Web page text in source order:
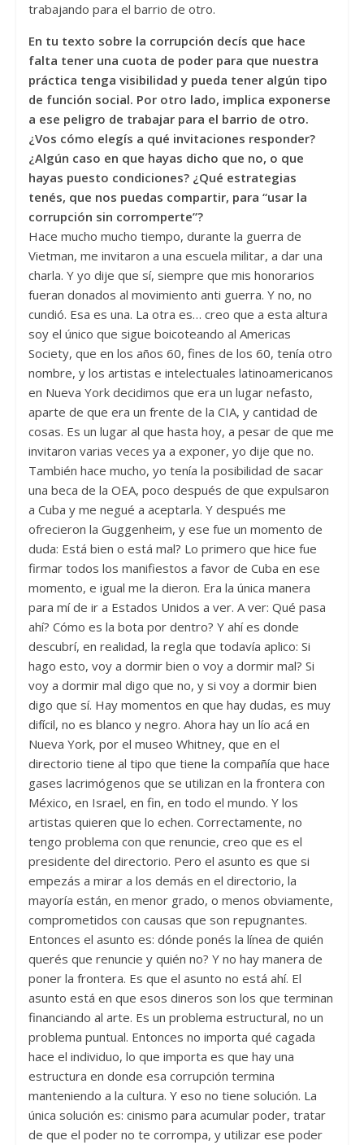
trabajando para el barrio de otro.
En tu texto sobre la corrupción decís que hace
falta tener una cuota de poder para que nuestra
práctica tenga visibilidad y pueda tener algún tipo
de función social. Por otro lado, implica exponerse
a ese peligro de trabajar para el barrio de otro.
¿Vos cómo elegís a qué invitaciones responder?
¿Algún caso en que hayas dicho que no, o que
hayas puesto condiciones? ¿Qué estrategias
tenés, que nos puedas compartir, para “usar la
corrupción sin corromperte”?
Hace mucho mucho tiempo, durante la guerra de
Vietman, me invitaron a una escuela militar, a dar una
charla. Y yo dije que sí, siempre que mis honorarios
fueran donados al movimiento anti guerra. Y no, no
cundió. Esa es una. La otra es… creo que a esta altura
soy el único que sigue boicoteando al Americas
Society, que en los años 60, fines de los 60, tenía otro
nombre, y los artistas e intelectuales latinoamericanos
en Nueva York decidimos que era un lugar nefasto,
aparte de que era un frente de la CIA, y cantidad de
cosas. Es un lugar al que hasta hoy, a pesar de que me
invitaron varias veces ya a exponer, yo dije que no.
También hace mucho, yo tenía la posibilidad de sacar
una beca de la OEA, poco después de que expulsaron
a Cuba y me negué a aceptarla. Y después me
ofrecieron la Guggenheim, y ese fue un momento de
duda: Está bien o está mal? Lo primero que hice fue
firmar todos los manifiestos a favor de Cuba en ese
momento, e igual me la dieron. Era la única manera
para mí de ir a Estados Unidos a ver. A ver: Qué pasa
ahí? Cómo es la bota por dentro? Y ahí es donde
descubrí, en realidad, la regla que todavía aplico: Si
hago esto, voy a dormir bien o voy a dormir mal? Si
voy a dormir mal digo que no, y si voy a dormir bien
digo que sí. Hay momentos en que hay dudas, es muy
difícil, no es blanco y negro. Ahora hay un lío acá en
Nueva York, por el museo Whitney, que en el
directorio tiene al tipo que tiene la compañía que hace
gases lacrimógenos que se utilizan en la frontera con
México, en Israel, en fin, en todo el mundo. Y los
artistas quieren que lo echen. Correctamente, no
tengo problema con que renuncie, creo que es el
presidente del directorio. Pero el asunto es que si
empezás a mirar a los demás en el directorio, la
mayoría están, en menor grado, o menos obviamente,
comprometidos con causas que son repugnantes.
Entonces el asunto es: dónde ponés la línea de quién
querés que renuncie y quién no? Y no hay manera de
poner la frontera. Es que el asunto no está ahí. El
asunto está en que esos dineros son los que terminan
financiando al arte. Es un problema estructural, no un
problema puntual. Entonces no importa qué cagada
hace el individuo, lo que importa es que hay una
estructura en donde esa corrupción termina
manteniendo a la cultura. Y eso no tiene solución. La
única solución es: cinismo para acumular poder, tratar
de que el poder no te corrompa, y utilizar ese poder